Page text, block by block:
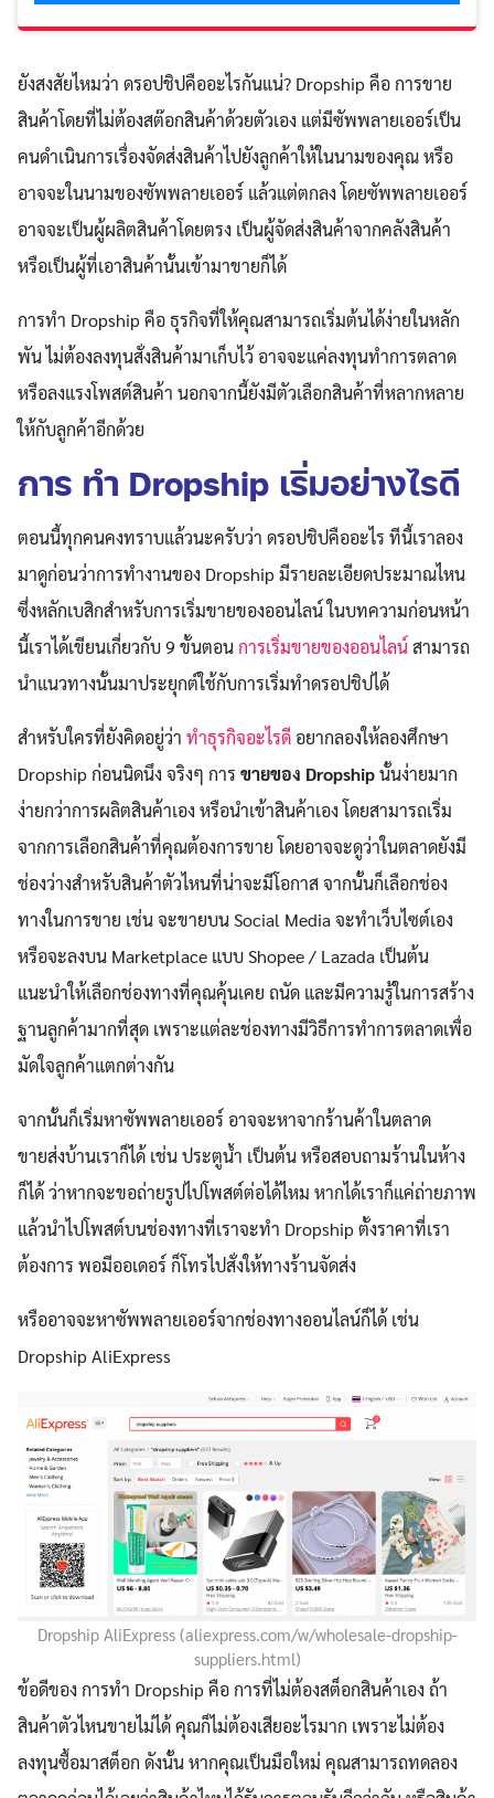
ยังสงสัยไหมว่า ดรอปชิปคืออะไรกันแน่? Dropship คือ การขาย
สินค้าโดยที่ไม่ต้องสต๊อกสินค้าด้วยตัวเอง แต่มีซัพพลายเออร์เป็น
คนดำเนินการเรื่องจัดส่งสินค้าไปยังลูกค้าให้ในนามของคุณ หรือ
อาจจะในนามของซัพพลายเออร์ แล้วแต่ตกลง โดยซัพพลายเออร์
อาจจะเป็นผู้ผลิตสินค้าโดยตรง เป็นผู้จัดส่งสินค้าจากคลังสินค้า
หรือเป็นผู้ที่เอาสินค้านั้นเข้ามาขายก็ได้
การทำ Dropship คือ ธุรกิจที่ให้คุณสามารถเริ่มต้นได้ง่ายในหลัก
พัน ไม่ต้องลงทุนสั่งสินค้ามาเก็บไว้ อาจจะแค่ลงทุนทำการตลาด
หรือลงแรงโพสต์สินค้า นอกจากนี้ยังมีตัวเลือกสินค้าที่หลากหลาย
ให้กับลูกค้าอีกด้วย
การ ทำ Dropship เริ่มอย่างไรดี
ตอนนี้ทุกคนคงทราบแล้วนะครับว่า ดรอปชิปคืออะไร ทีนี้เราลอง
มาดูก่อนว่าการทำงานของ Dropship มีรายละเอียดประมาณไหน
ซึ่งหลักเบสิกสำหรับการเริ่มขายของออนไลน์ ในบทความก่อนหน้า
นี้เราได้เขียนเกี่ยวกับ 9 ขั้นตอนการเริ่มขายของออนไลน์สามารถ
นำแนวทางนั้นมาประยุกต์ใช้กับการเริ่มทำดรอปชิปได้
สำหรับใครที่ยังคิดอยู่ว่า ทำธุรกิจอะไรดีอยากลองให้ลองศึกษา
Dropship ก่อนนิดนึง จริงๆ การ ขายของ Dropshipนั้นง่ายมาก
ง่ายกว่าการผลิตสินค้าเอง หรือนำเข้าสินค้าเอง โดยสามารถเริ่ม
จากการเลือกสินค้าที่คุณต้องการขาย โดยอาจจะดูว่าในตลาดยังมี
ช่องว่างสำหรับสินค้าตัวไหนที่น่าจะมีโอกาส จากนั้นก็เลือกช่อง
ทางในการขาย เช่น จะขายบน Social Media จะทำเว็บไซต์เอง
หรือจะลงบน Marketplace แบบ Shopee / Lazada เป็นต้น
แนะนำให้เลือกช่องทางที่คุณคุ้นเคย ถนัด และมีความรู้ในการสร้าง
ฐานลูกค้ามากที่สุด เพราะแต่ละช่องทางมีวิธีการทำการตลาดเพื่อ
มัดใจลูกค้าแตกต่างกัน
จากนั้นก็เริ่มหาซัพพลายเออร์ อาจจะหาจากร้านค้าในตลาด
ขายส่งบ้านเราก็ได้ เช่น ประตูน้ำ เป็นต้น หรือสอบถามร้านในห้าง
ก็ได้ ว่าหากจะขอถ่ายรูปไปโพสต์ต่อได้ไหม หากได้เราก็แค่ถ่ายภาพ
แล้วนำไปโพสต์บนช่องทางที่เราจะทำ Dropship ตั้งราคาที่เรา
ต้องการ พอมีออเดอร์ ก็โทรไปสั่งให้ทางร้านจัดส่ง
หรืออาจจะหาซัพพลายเออร์จากช่องทางออนไลน์ก็ได้ เช่น
Dropship AliExpress
Dropship AliExpress (aliexpress.com/w/wholesale-dropship-
suppliers.html)
ข้อดีของ การทำ Dropship คือ การที่ไม่ต้องสต็อกสินค้าเอง ถ้า
สินค้าตัวไหนขายไม่ได้ คุณก็ไม่ต้องเสียอะไรมาก เพราะไม่ต้อง
ลงทุนซื้อมาสต็อก ดังนั้น หากคุณเป็นมือใหม่ คุณสามารถทดลอง